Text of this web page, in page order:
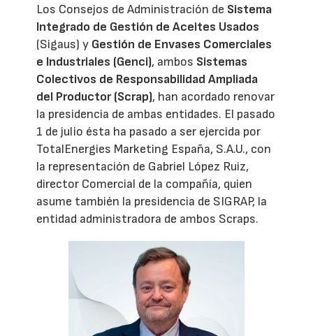
Los Consejos de Administración de Sistema
Integrado de Gestión de Aceites Usados
(Sigaus) y Gestión de Envases Comerciales
e Industriales (Genci), ambos Sistemas
Colectivos de Responsabilidad Ampliada
del Productor (Scrap), han acordado renovar
la presidencia de ambas entidades. El pasado
1 de julio ésta ha pasado a ser ejercida por
TotalEnergies Marketing España, S.A.U., con
la representación de Gabriel López Ruiz,
director Comercial de la compañía, quien
asume también la presidencia de SIGRAP, la
entidad administradora de ambos Scraps.